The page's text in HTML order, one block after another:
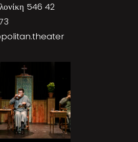
546 42